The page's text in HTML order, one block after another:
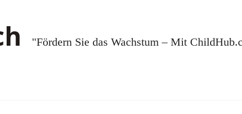
"Fördern Sie das Wachstum – Mit